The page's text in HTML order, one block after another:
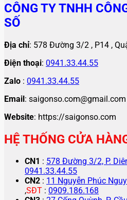
CÔNG TY TNHH
SỐ
Địa chỉ: 578 Đường 3/2 , P14 ,
Điện thoại: 0941.33.44.55
Zalo : 0941.33.44.55
Email: saigonso.com@gmail.com
Website: https://saigonso.com
HỆ THỐNG CỬA
CN1 : 578 Đường 3/2, P.
0941.33.44.55
CN2 : 11 Nguyễn Phúc
,SĐT : 0909.186.168